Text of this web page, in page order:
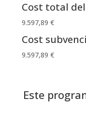
Cost total
9.597,89 €
Cost
9.597,89 €
Este